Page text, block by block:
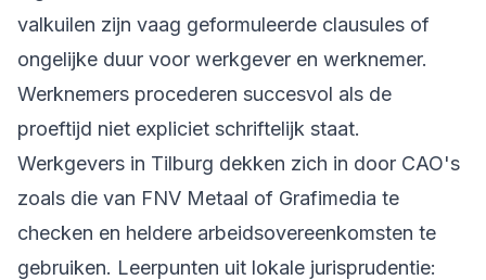
valkuilen zijn vaag geformuleerde clausules of
ongelijke duur voor werkgever en werknemer.
Werknemers procederen succesvol als de
proeftijd niet expliciet schriftelijk staat.
Werkgevers in Tilburg dekken zich in door CAO's
zoals die van FNV Metaal of Grafimedia te
checken en heldere arbeidsovereenkomsten te
gebruiken. Leerpunten uit lokale jurisprudentie: